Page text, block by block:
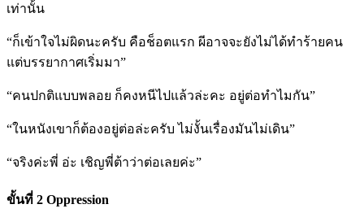
เท่านั้น
“ก็เข้าใจไม่ผิดนะครับ คือช็อตแรก ผีอาจจะยังไม่ได้ทำร้ายคน
แต่บรรยากาศเริ่มมา”
“คนปกติแบบพลอย ก็คงหนีไปแล้วล่ะคะ อยู่ต่อทำไมกัน”
“ในหนังเขาก็ต้องอยู่ต่อล่ะครับ ไม่งั้นเรื่องมันไม่เดิน”
“จริงค่ะพี่ อ่ะ เชิญพี่ต้าว่าต่อเลยค่ะ”
ขั้นที่ 2 Oppression